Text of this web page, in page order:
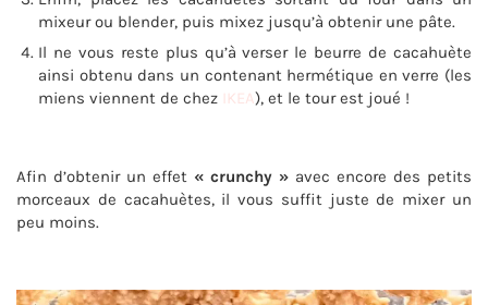
mixeur ou blender, puis mixez jusqu’à obtenir une pâte.
Il ne vous reste plus qu’à verser le beurre de cacahuète
ainsi obtenu dans un contenant hermétique en verre (les
miens viennent de chez IKEA), et le tour est joué !
Afin d’obtenir un effet « crunchy » avec encore des petits
morceaux de cacahuètes, il vous suffit juste de mixer un
peu moins.